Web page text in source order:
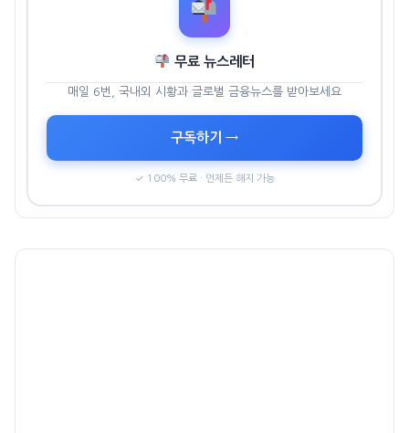
무료 뉴스레터
매일 6번, 국내외 시황과 글로벌 금융뉴스를 받아보세요
구독하기 →
✓ 100% 무료 · 언제든 해지 가능